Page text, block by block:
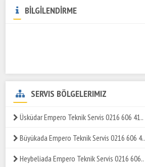
BİLGİLENDİRME
SERVIS BÖLGELERIMIZ
Üsküdar Empero Teknik Servis 0216 606 41..
Büyükada Empero Teknik Servis 0216 606 4..
Heybeliada Empero Teknik Servis 0216 606..